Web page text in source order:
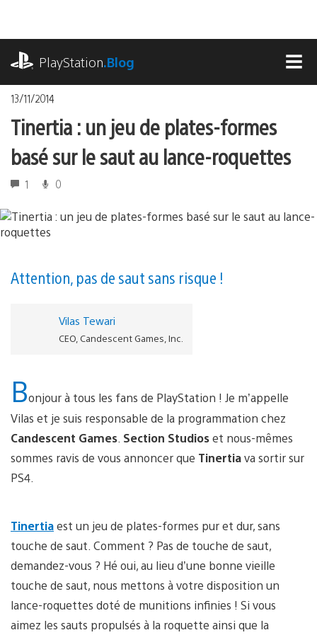
contenu
PlayStation.Blog
13/11/2014
Tinertia : un jeu de plates-formes
basé sur le saut au lance-roquettes
1 0
Attention, pas de saut sans risque !
Vilas Tewari
CEO, Candescent Games, Inc.
Bonjour à tous les fans de PlayStation ! Je m’appelle
Vilas et je suis responsable de la programmation chez
Candescent Games Section Studioset nous-mêmes
sommes ravis de vous annoncer que Tinertiava sortir sur
PS4.
Tinertiaest un jeu de plates-formes pur et dur, sans
touche de saut. Comment ? Pas de touche de saut,
demandez-vous ? Hé oui, au lieu d’une bonne vieille
touche de saut, nous mettons à votre disposition un
lance-roquettes doté de munitions infinies ! Si vous
aimez les sauts propulsés à la roquette ainsi que la